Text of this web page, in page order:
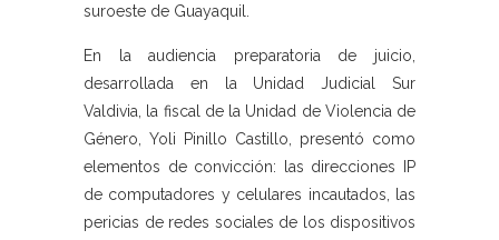
suroeste de Guayaquil.
En la audiencia preparatoria de juicio,
desarrollada en la Unidad Judicial Sur
Valdivia, la fiscal de la Unidad de Violencia de
Género, Yoli Pinillo Castillo, presentó como
elementos de convicción: las direcciones IP
de computadores y celulares incautados, las
pericias de redes sociales de los dispositivos